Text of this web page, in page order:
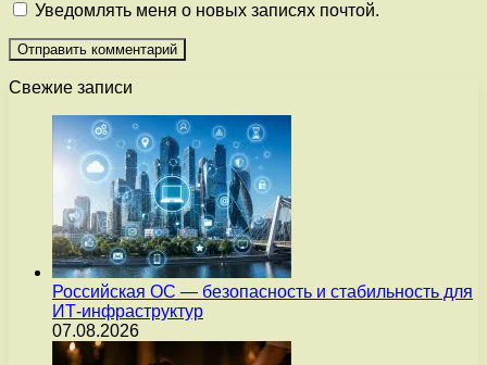
Уведомлять меня о новых записях почтой.
Свежие записи
Российская ОС — безопасность и стабильность для
ИТ-инфраструктур
07.08.2026